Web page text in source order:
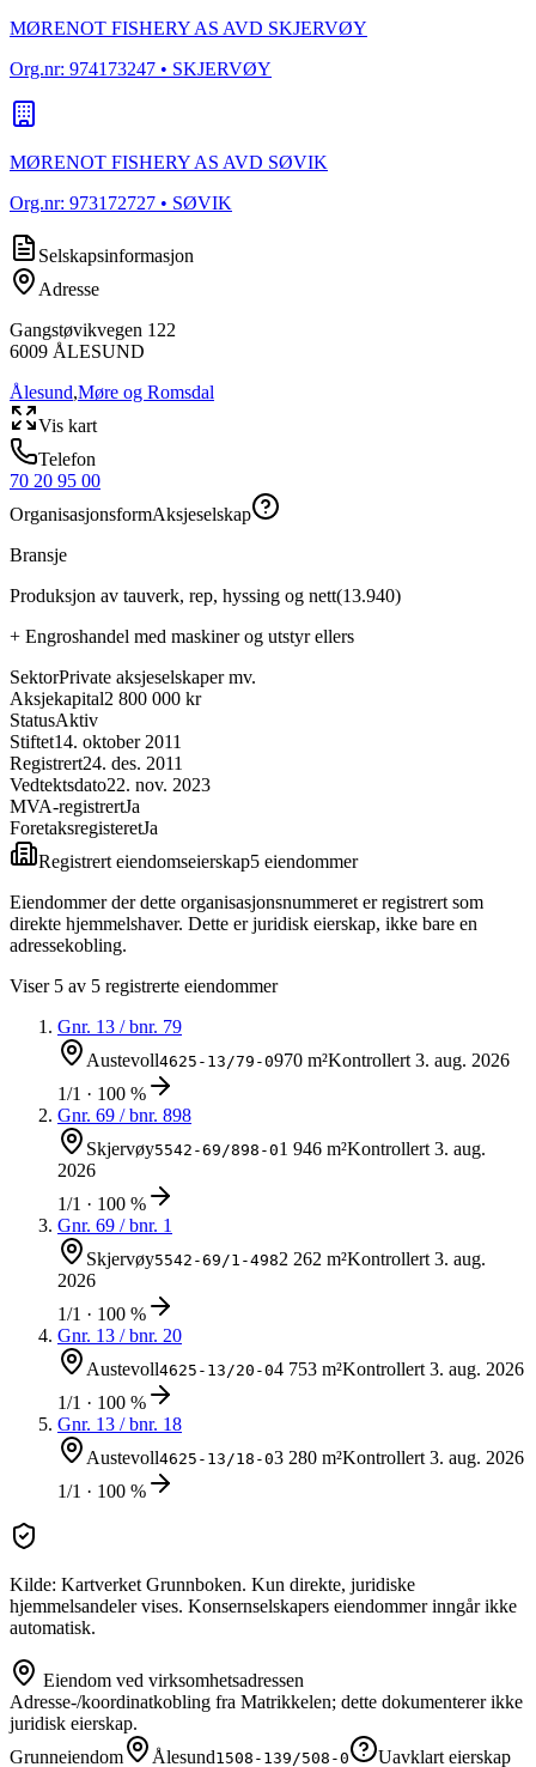
MØRENOT FISHERY AS AVD SKJERVØY
Org.nr: 974173247 • SKJERVØY
MØRENOT FISHERY AS AVD SØVIK
Org.nr: 973172727 • SØVIK
Selskapsinformasjon
Adresse
Gangstøvikvegen 122
6009 ÅLESUND
Ålesund,Møre og Romsdal
Vis kart
Telefon
70 20 95 00
OrganisasjonsformAksjeselskap
Bransje
Produksjon av tauverk, rep, hyssing og nett(13.940)
+ Engroshandel med maskiner og utstyr ellers
SektorPrivate aksjeselskaper mv.
Aksjekapital2 800 000 kr
StatusAktiv
Stiftet14. oktober 2011
Registrert24. des. 2011
Vedtektsdato22. nov. 2023
MVA-registrertJa
ForetaksregisteretJa
Registrert eiendomseierskap5 eiendommer
Eiendommer der dette organisasjonsnummeret er registrert som
direkte hjemmelshaver. Dette er juridisk eierskap, ikke bare en
adressekobling.
Viser 5 av 5 registrerte eiendommer
Gnr. 13 / bnr. 79
Austevoll4625-13/79-0970 m²Kontrollert3. aug. 2026
1/1 · 100 %
Gnr. 69 / bnr. 898
Skjervøy5542-69/898-01 946 m²Kontrollert3. aug.
2026
1/1 · 100 %
Gnr. 69 / bnr. 1
Skjervøy5542-69/1-4982 262 m²Kontrollert3. aug.
2026
1/1 · 100 %
Gnr. 13 / bnr. 20
Austevoll4625-13/20-04 753 m²Kontrollert3. aug. 2026
1/1 · 100 %
Gnr. 13 / bnr. 18
Austevoll4625-13/18-03 280 m²Kontrollert3. aug. 2026
1/1 · 100 %
Kilde: Kartverket Grunnboken. Kun direkte, juridiske
hjemmelsandeler vises. Konsernselskapers eiendommer inngår ikke
automatisk.
Eiendom ved virksomhetsadressen
Adresse-/koordinatkobling fra Matrikkelen; dette dokumenterer ikke
juridisk eierskap.
Grunneiendom
Ålesund1508-139/508-0
Uavklart eierskap